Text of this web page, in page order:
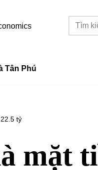
Tân Phú
tỷ
mặt